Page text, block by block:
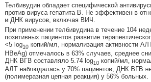
Телбивудин обладает специфической
против вируса гепатита В. Не эффективен в
и ДНК вирусов, включая ВИЧ.
При применении телбивудина в течение 104
позитивных пациентов развитие
<5 log10 копий/мл, нормализация активности
HBeAg) отмечалось в 63% случаев, среднее
ДНК ВГВ составляло 5.74 log10 копий/мл,
АЛТ наблюдалась у 70% пациентов, ДНК ВГВ
(полимеразная цепная реакция) у 56% больных.